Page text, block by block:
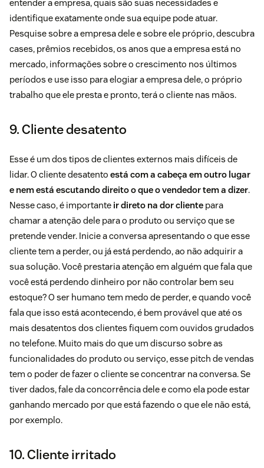
entender a empresa, quais são suas necessidades e
identifique exatamente onde sua equipe pode atuar.
Pesquise sobre a empresa dele e sobre ele próprio, descubra
cases, prêmios recebidos, os anos que a empresa está no
mercado, informações sobre o crescimento nos últimos
períodos e use isso para elogiar a empresa dele, o próprio
trabalho que ele presta e pronto, terá o cliente nas mãos.
9. Cliente desatento
Esse é um dos tipos de clientes externos mais difíceis de
lidar. O cliente desatento está com a cabeça em outro lugar
e nem está escutando direito o que o vendedor tem a dizer.
Nesse caso, é importante ir direto na dor cliente para
chamar a atenção dele para o produto ou serviço que se
pretende vender. Inicie a conversa apresentando o que esse
cliente tem a perder, ou já está perdendo, ao não adquirir a
sua solução. Você prestaria atenção em alguém que fala que
você está perdendo dinheiro por não controlar bem seu
estoque? O ser humano tem medo de perder, e quando você
fala que isso está acontecendo, é bem provável que até os
mais desatentos dos clientes fiquem com ouvidos grudados
no telefone. Muito mais do que um discurso sobre as
funcionalidades do produto ou serviço, esse pitch de vendas
tem o poder de fazer o cliente se concentrar na conversa. Se
tiver dados, fale da concorrência dele e como ela pode estar
ganhando mercado por que está fazendo o que ele não está,
por exemplo.
10. Cliente irritado